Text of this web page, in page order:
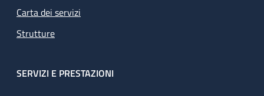
Carta dei servizi
Strutture
SERVIZI E PRESTAZIONI